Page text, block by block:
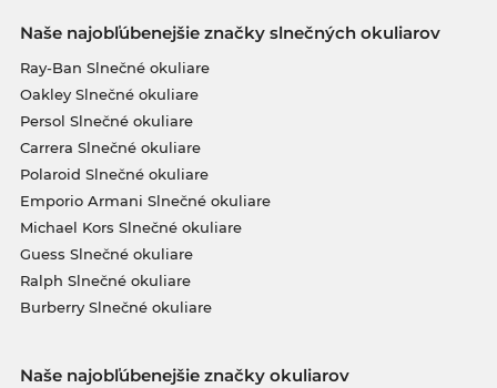
Naše najobľúbenejšie značky slnečných okuliarov
Ray-Ban Slnečné okuliare
Oakley Slnečné okuliare
Persol Slnečné okuliare
Carrera Slnečné okuliare
Polaroid Slnečné okuliare
Emporio Armani Slnečné okuliare
Michael Kors Slnečné okuliare
Guess Slnečné okuliare
Ralph Slnečné okuliare
Burberry Slnečné okuliare
Naše najobľúbenejšie značky okuliarov